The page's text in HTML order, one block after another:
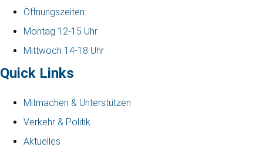
Öffnungszeiten:
Montag 12-15 Uhr
Mittwoch 14-18 Uhr
Quick Links
Mitmachen & Unterstützen
Verkehr & Politik
Aktuelles